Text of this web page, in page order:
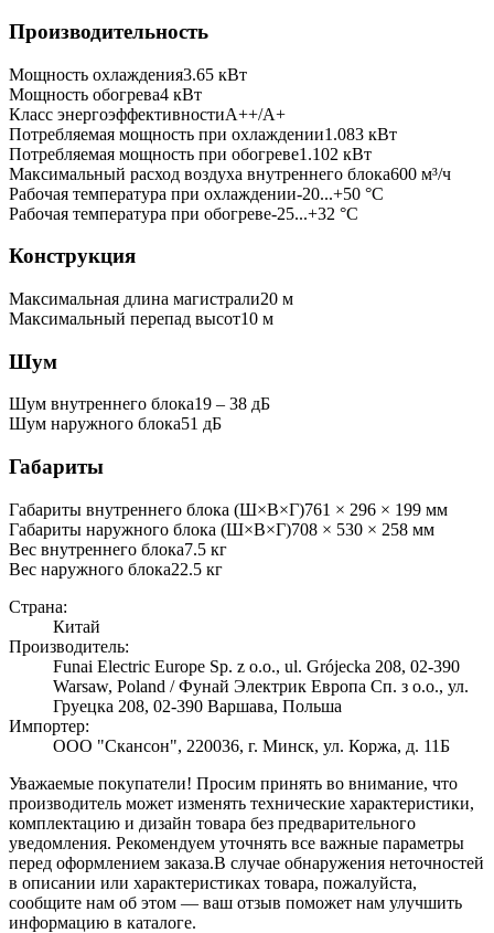
Производительность
Мощность охлаждения3.65 кВт
Мощность обогрева4 кВт
Класс энергоэффективностиA++/A+
Потребляемая мощность при охлаждении1.083 кВт
Потребляемая мощность при обогреве1.102 кВт
Максимальный расход воздуха внутреннего блока600 м³/ч
Рабочая температура при охлаждении-20...+50 °C
Рабочая температура при обогреве-25...+32 °C
Конструкция
Максимальная длина магистрали20 м
Максимальный перепад высот10 м
Шум
Шум внутреннего блока19 ‒ 38 дБ
Шум наружного блока51 дБ
Габариты
Габариты внутреннего блока (Ш×В×Г)761 × 296 × 199 мм
Габариты наружного блока (Ш×В×Г)708 × 530 × 258 мм
Вес внутреннего блока7.5 кг
Вес наружного блока22.5 кг
Страна:
Китай
Производитель:
Funai Electric Europe Sp. z o.o., ul. Grójecka 208, 02-390
Warsaw, Poland / Фунай Электрик Европа Сп. з о.о., ул.
Груецка 208, 02-390 Варшава, Польша
Импортер:
ООО "Скансон", 220036, г. Минск, ул. Коржа, д. 11Б
Уважаемые покупатели! Просим принять во внимание, что
производитель может изменять технические характеристики,
комплектацию и дизайн товара без предварительного
уведомления. Рекомендуем уточнять все важные параметры
перед оформлением заказа.В случае обнаружения неточностей
в описании или характеристиках товара, пожалуйста,
сообщите нам об этом — ваш отзыв поможет нам улучшить
информацию в каталоге.